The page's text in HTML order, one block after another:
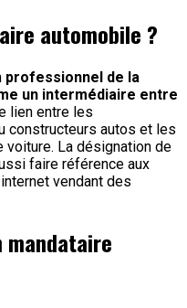
automobile ?
professionnel de la
un intermédiaire entre
lien entre les
constructeurs autos et les
voiture. La désignation de
faire référence aux
vendant des
mandataire